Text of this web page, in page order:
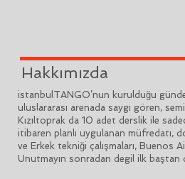
Hakkımızda
istanbulTANGO’nun kurulduğu
uluslararası arenada saygı gören,
Kızıltoprak da 10 adet derslik ile
itibaren planlı uygulanan müfredatı,
ve Erkek tekniği çalışmaları, Buenos
Unutmayın sonradan degil ilk baştan